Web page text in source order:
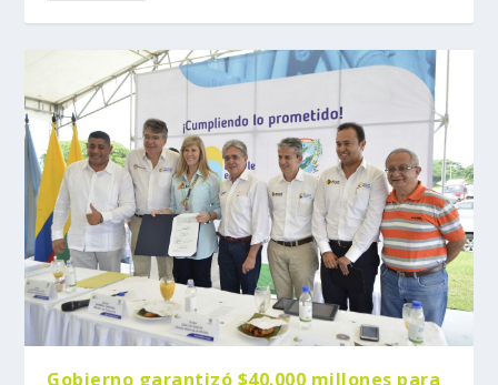
Gobierno garantizó $40.000 millones para